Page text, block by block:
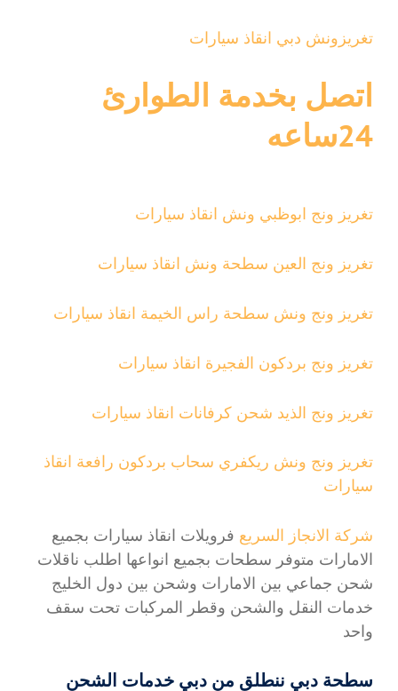
تغريزونش دبي انقاذ سيارات
اتصل بخدمة الطوارئ
24ساعه
تغريز ونج ابوظبي ونش انقاذ سيارات
تغريز ونج العين سطحة ونش انقاذ سيارات
تغريز ونج ونش سطحة راس الخيمة انقاذ سيارات
تغريز ونج بردكون الفجيرة انقاذ سيارات
تغريز ونج الذيد شحن كرفانات انقاذ سيارات
تغريز ونج ونش ريكفري سحاب بردكون رافعة انقاذ
سيارات
شركة الانجاز السريع فرويلات انقاذ سيارات بجميع
الامارات متوفر سطحات بجميع انواعها اطلب ناقلات
شحن جماعي بين الامارات وشحن بين دول الخليج
خدمات النقل والشحن وقطر المركبات تحت سقف
واحد
سطحة دبي ننطلق من دبي خدمات الشحن